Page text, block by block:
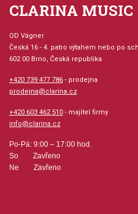
CLARINA MUSIC
OD Vágner
Česká 16 - 4. patro výtahem nebo po
602 00 Brno, Česká republika
+420 739 477 786 - prodejna
prodejna@clarina.cz
+420 603 462 510 - majitel firmy
info@clarina.cz
Po-Pá: 9:00 – 17:00 hod.
So Zavřeno
Ne Zavřeno